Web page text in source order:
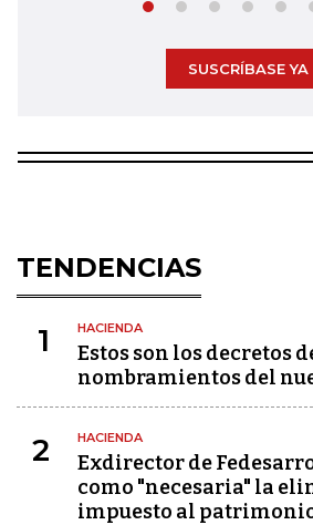
SUSCRÍBASE YA
TENDENCIAS
1 HACIENDA
Estos son los decretos
nombramientos del
2 HACIENDA
Exdirector de
como "necesaria" la
impuesto al